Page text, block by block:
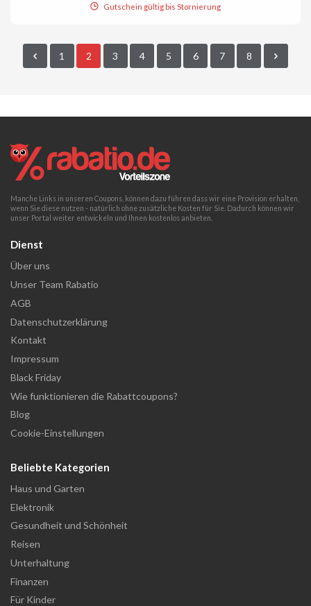
Gutschein gültig bis Stornierung
1 2 3 4 5 6 7 8
Manche Links in unseren Coupons, können dazu führen dass wir eine Provision erhalten,
wenn Sie diese nutzen - natürlich ohne zusätzliche Kosten für Sie. Dadurch können wir
unser Portal weiter entwickeln und Ihnen kostenlos anbieten.
Dienst
Über uns
Unser Team Rabatio
AGB
Datenschutzerklärung
Kontakt
Impressum
Black Friday
Wie funktionieren die Rabattcoupons?
Blog
Cookie-Einstellungen
Beliebte Kategorien
Haus und Garten
Elektronik
Gesundheit und Schönheit
Reisen
Unterhaltung
Finanzen
Für Kinder